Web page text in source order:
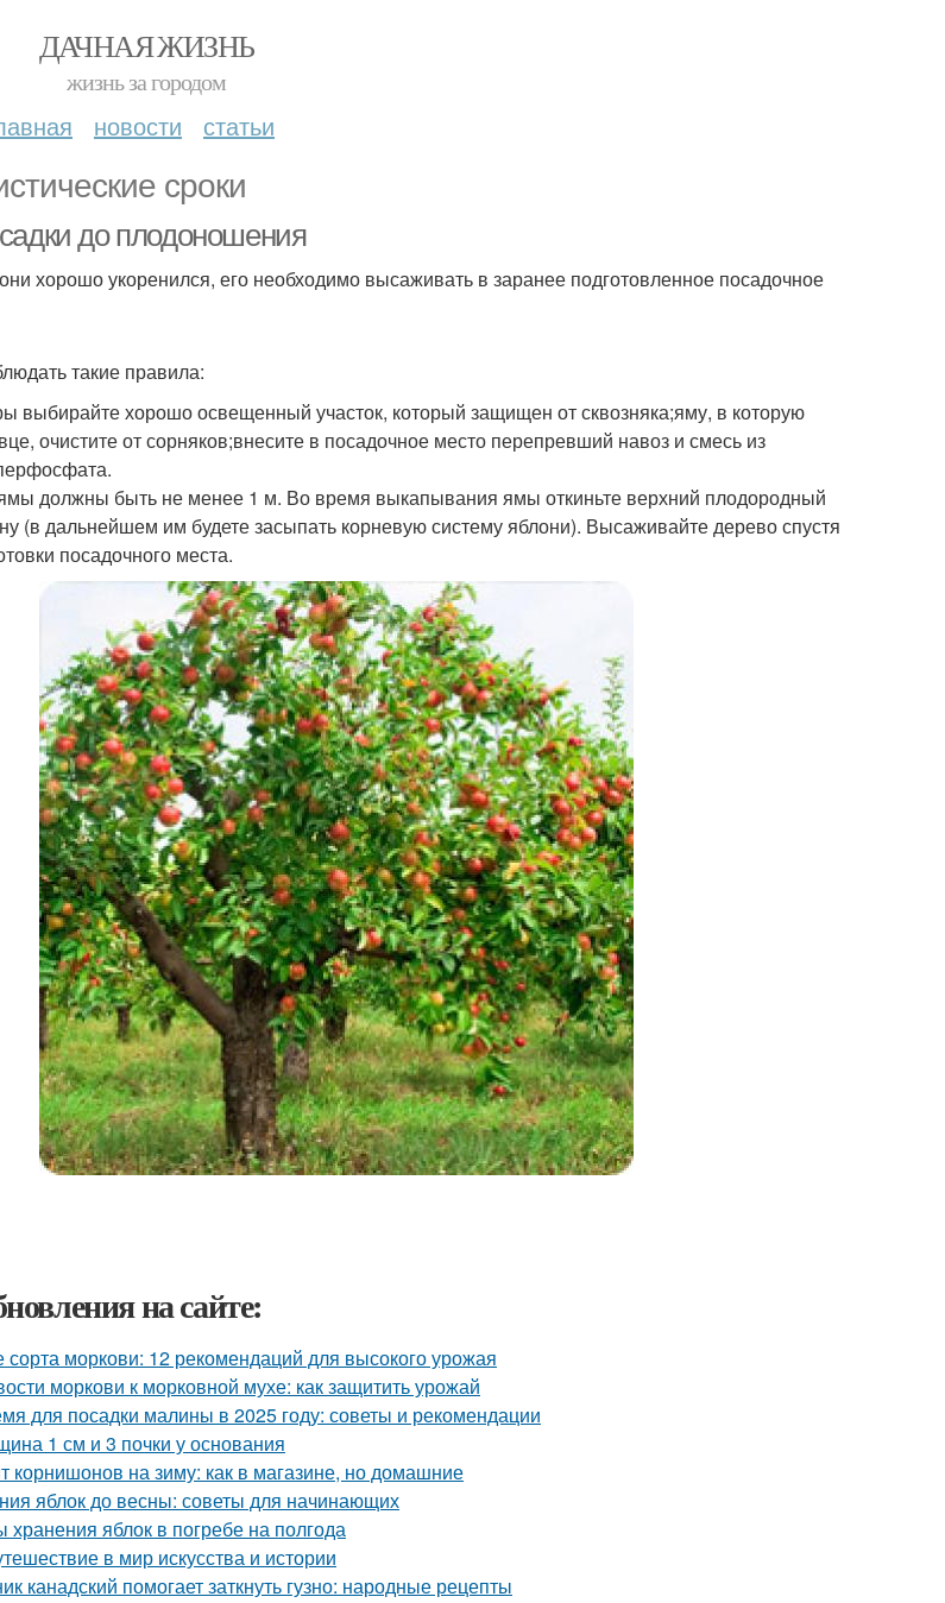
ДАЧНАЯ ЖИЗНЬ
жизнь за городом
новости статьи
сроки
до плодоношения
хорошо укоренился, его необходимо высаживать в заранее подготовленное посадочное
такие правила:
выбирайте хорошо освещенный участок, который защищен от сквозняка;яму, в которую
очистите от сорняков;внесите в посадочное место перепревший навоз и смесь из
должны быть не менее 1 м. Во время выкапывания ямы откиньте верхний плодородный
(в дальнейшем им будете засыпать корневую систему яблони). Высаживайте дерево спустя
посадочного места.
на сайте:
моркови: 12 рекомендаций для высокого урожая
моркови к морковной мухе: как защитить урожай
для посадки малины в 2025 году: советы и рекомендации
1 см и 3 почки у основания
корнишонов на зиму: как в магазине, но домашние
яблок до весны: советы для начинающих
яблок в погребе на полгода
в мир искусства и истории
канадский помогает заткнуть гузно: народные рецепты